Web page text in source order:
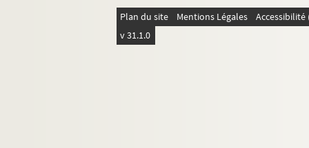
Plan du site Mentions Légales
v 31.1.0